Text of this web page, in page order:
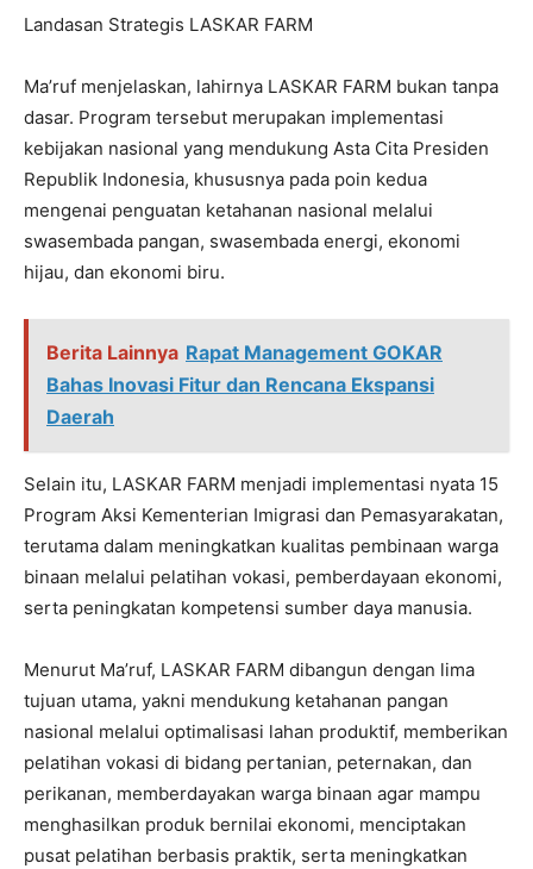
Landasan Strategis LASKAR FARM
Ma’ruf menjelaskan, lahirnya LASKAR FARM bukan tanpa
dasar. Program tersebut merupakan implementasi
kebijakan nasional yang mendukung Asta Cita Presiden
Republik Indonesia, khususnya pada poin kedua
mengenai penguatan ketahanan nasional melalui
swasembada pangan, swasembada energi, ekonomi
hijau, dan ekonomi biru.
Berita Lainnya Rapat Management GOKAR
Bahas Inovasi Fitur dan Rencana Ekspansi
Daerah
Selain itu, LASKAR FARM menjadi implementasi nyata 15
Program Aksi Kementerian Imigrasi dan Pemasyarakatan,
terutama dalam meningkatkan kualitas pembinaan warga
binaan melalui pelatihan vokasi, pemberdayaan ekonomi,
serta peningkatan kompetensi sumber daya manusia.
Menurut Ma’ruf, LASKAR FARM dibangun dengan lima
tujuan utama, yakni mendukung ketahanan pangan
nasional melalui optimalisasi lahan produktif, memberikan
pelatihan vokasi di bidang pertanian, peternakan, dan
perikanan, memberdayakan warga binaan agar mampu
menghasilkan produk bernilai ekonomi, menciptakan
pusat pelatihan berbasis praktik, serta meningkatkan